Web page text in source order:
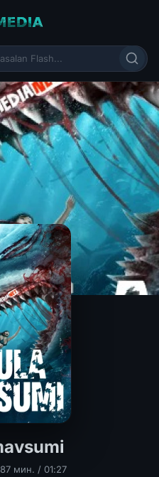
/ Akulalar
87 мин. / 01:27